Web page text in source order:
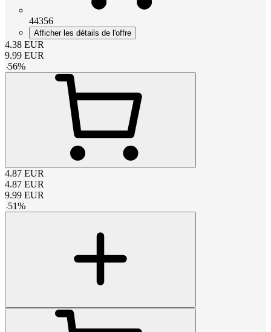
44356
Afficher les détails de l'offre
4.38 EUR
9.99 EUR
-56%
4.87 EUR
4.87 EUR
9.99 EUR
-51%